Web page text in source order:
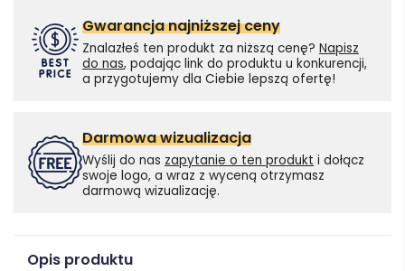
Gwarancja najniższej ceny
Znalazłeś ten produkt za niższą cenę? Napisz
do nas, podając link do produktu u konkurencji,
a przygotujemy dla Ciebie lepszą ofertę!
Darmowa wizualizacja
Wyślij do nas zapytanie o ten produkt i dołącz
swoje logo, a wraz z wyceną otrzymasz
darmową wizualizację.
Opis produktu